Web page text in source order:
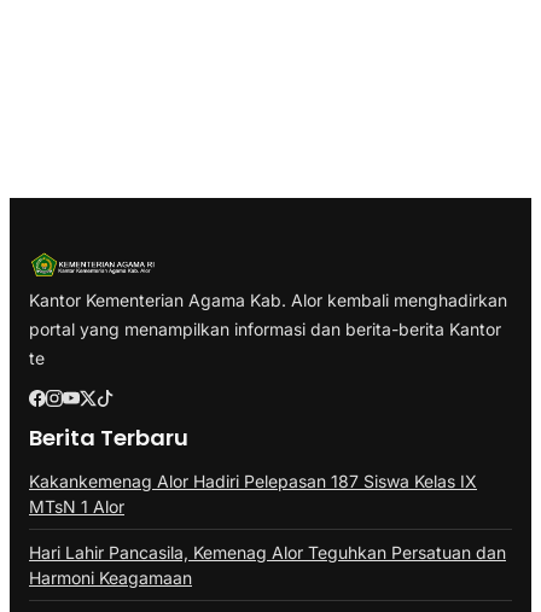
Kantor Kementerian Agama Kab. Alor kembali menghadirkan
portal yang menampilkan informasi dan berita-berita Kantor
te
Berita Terbaru
Kakankemenag Alor Hadiri Pelepasan 187 Siswa Kelas IX
MTsN 1 Alor
Hari Lahir Pancasila, Kemenag Alor Teguhkan Persatuan dan
Harmoni Keagamaan